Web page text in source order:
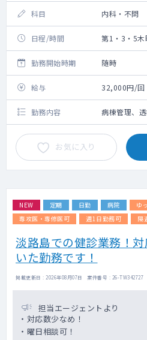
科目 内科・不問
日程/時間 第1・3・5
勤務開始時期 随時
給与 32,000円/回
勤務内容 病棟管理、
お気に入り
NEW 定期 日勤 病院 ゆ
専攻医・専修医可
週1日勤務可 隔
淡路島での健診業務！
いた勤務です！
掲載更新日 : 2026年08月07日 案件番号 : 26-TW342727
担当エージェントより
・対応数少なめ！
・曜日相談可！